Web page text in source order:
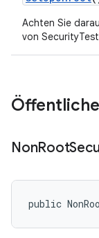
Achten Sie
von
NonRoot
public